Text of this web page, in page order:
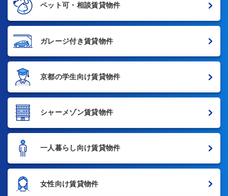
ペット可・相談賃貸物件
ガレージ付き賃貸物件
京都の学生向け賃貸物件
シャーメゾン賃貸物件
一人暮らし向け賃貸物件
女性向け賃貸物件